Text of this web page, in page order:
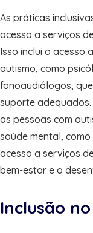
As práticas
acesso a serviços
Isso inclui o acesso
autismo, como
fonoaudiólogos,
suporte
as pessoas com
saúde mental,
acesso a serviços
bem-estar e o
Inclusão